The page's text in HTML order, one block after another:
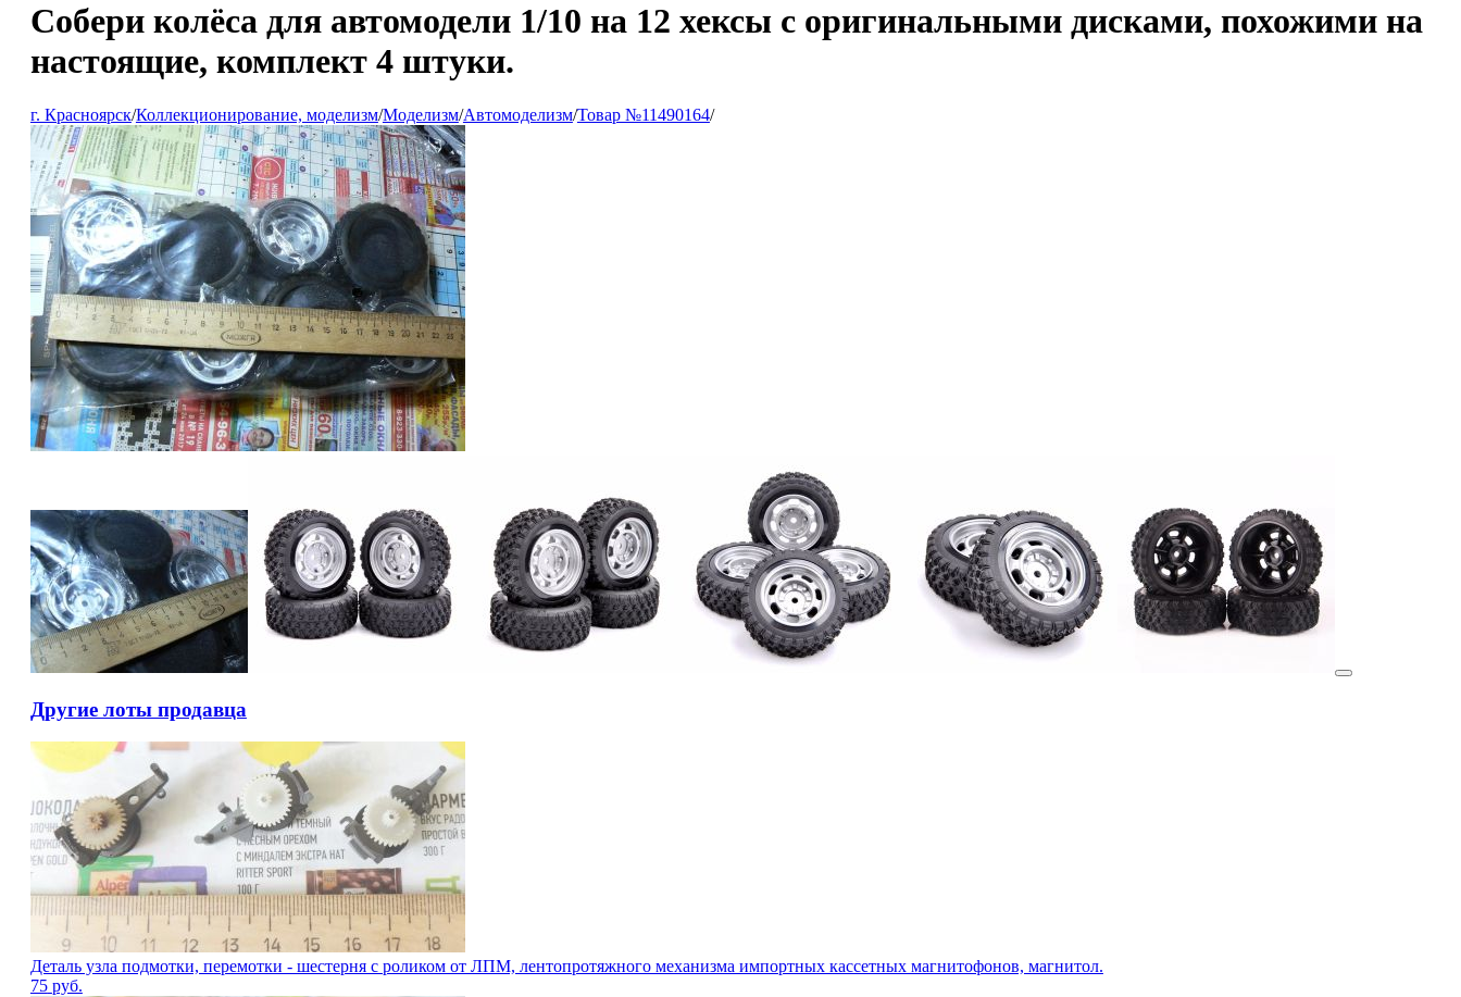
Собери колёса для автомодели 1/10 на 12 хексы с оригинальными дисками, похожими на
настоящие, комплект 4 штуки.
г. Красноярск/Коллекционирование, моделизм/Моделизм/Автомоделизм/Товар №11490164/
Другие лоты продавца
Деталь узла подмотки, перемотки - шестерня с роликом от ЛПМ, лентопротяжного механизма импортных кассетных магнитофонов, магнитол.
75 руб.